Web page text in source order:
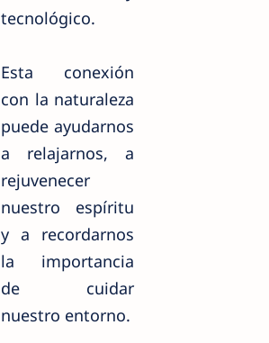
tecnológico.
Esta conexión
con la naturaleza
puede ayudarnos
a relajarnos, a
rejuvenecer
nuestro espíritu
y a recordarnos
la importancia
de cuidar
nuestro entorno.